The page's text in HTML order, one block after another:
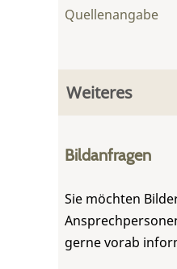
Quellenangabe
Weiteres
Bildanfragen
Sie möchten
gerne vorab